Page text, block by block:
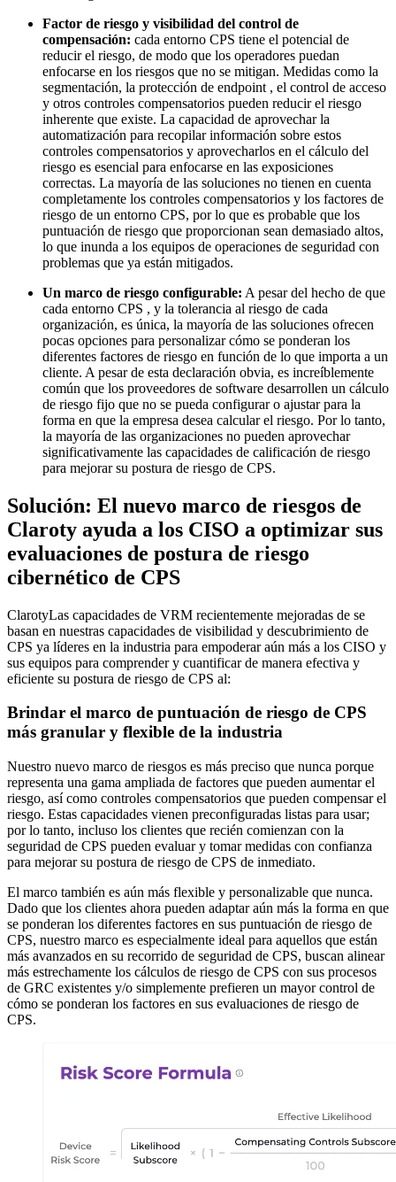
Factor de riesgo y visibilidad del control de
compensación: cada entorno CPS tiene el potencial de
reducir el riesgo, de modo que los operadores puedan
enfocarse en los riesgos que no se mitigan. Medidas como la
segmentación, la protección de endpoint , el control de acceso
y otros controles compensatorios pueden reducir el riesgo
inherente que existe. La capacidad de aprovechar la
automatización para recopilar información sobre estos
controles compensatorios y aprovecharlos en el cálculo del
riesgo es esencial para enfocarse en las exposiciones
correctas. La mayoría de las soluciones no tienen en cuenta
completamente los controles compensatorios y los factores de
riesgo de un entorno CPS, por lo que es probable que los
puntuación de riesgo que proporcionan sean demasiado altos,
lo que inunda a los equipos de operaciones de seguridad con
problemas que ya están mitigados.
Un marco de riesgo configurable: A pesar del hecho de que
cada entorno CPS , y la tolerancia al riesgo de cada
organización, es única, la mayoría de las soluciones ofrecen
pocas opciones para personalizar cómo se ponderan los
diferentes factores de riesgo en función de lo que importa a un
cliente. A pesar de esta declaración obvia, es increíblemente
común que los proveedores de software desarrollen un cálculo
de riesgo fijo que no se pueda configurar o ajustar para la
forma en que la empresa desea calcular el riesgo. Por lo tanto,
la mayoría de las organizaciones no pueden aprovechar
significativamente las capacidades de calificación de riesgo
para mejorar su postura de riesgo de CPS.
Solución: El nuevo marco de riesgos de
Claroty ayuda a los CISO a optimizar sus
evaluaciones de postura de riesgo
cibernético de CPS
ClarotyLas capacidades de VRM recientemente mejoradas de se
basan en nuestras capacidades de visibilidad y descubrimiento de
CPS ya líderes en la industria para empoderar aún más a los CISO y
sus equipos para comprender y cuantificar de manera efectiva y
eficiente su postura de riesgo de CPS al:
Brindar el marco de puntuación de riesgo de CPS
más granular y flexible de la industria
Nuestro nuevo marco de riesgos es más preciso que nunca porque
representa una gama ampliada de factores que pueden aumentar el
riesgo, así como controles compensatorios que pueden compensar el
riesgo. Estas capacidades vienen preconfiguradas listas para usar;
por lo tanto, incluso los clientes que recién comienzan con la
seguridad de CPS pueden evaluar y tomar medidas con confianza
para mejorar su postura de riesgo de CPS de inmediato.
El marco también es aún más flexible y personalizable que nunca.
Dado que los clientes ahora pueden adaptar aún más la forma en que
se ponderan los diferentes factores en sus puntuación de riesgo de
CPS, nuestro marco es especialmente ideal para aquellos que están
más avanzados en su recorrido de seguridad de CPS, buscan alinear
más estrechamente los cálculos de riesgo de CPS con sus procesos
de GRC existentes y/o simplemente prefieren un mayor control de
cómo se ponderan los factores en sus evaluaciones de riesgo de
CPS.